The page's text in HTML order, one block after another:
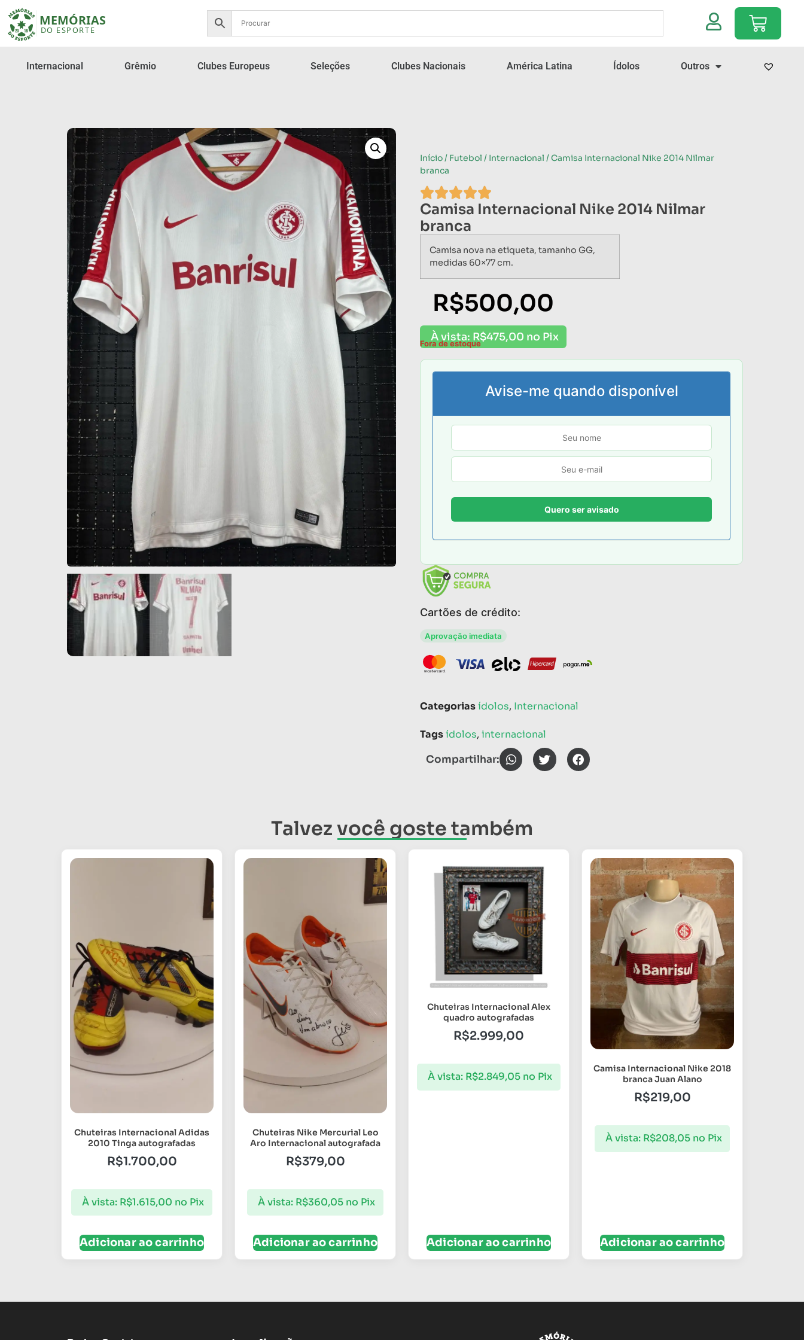
Internacional Grêmio Clubes Europeus Seleções Clubes Nacionais América Latina Ídolos Outros
Início/ Futebol / Internacional / Camisa Internacional Nike 2014 Nilmar
branca
Camisa Internacional Nike 2014 Nilmar
branca
Camisa nova na etiqueta, tamanho GG,
medidas 60×77 cm.
R$500,00
À vista: R$475,00 no Pix
Fora de estoque
Avise-me quando disponível
Cartões de crédito:
Aprovação imediata
Categoriasídolos, Internacional
Tagsídolos, internacional
Compartilhar:
Talvez você goste também
Chuteiras Internacional Adidas
2010 Tinga autografadas
R$1.700,00
À vista: R$1.615,00 no Pix
Adicionar ao carrinho
Chuteiras Nike Mercurial Leo
Aro Internacional autografada
R$379,00
À vista: R$360,05 no Pix
Adicionar ao carrinho
Chuteiras Internacional Alex
quadro autografadas
R$2.999,00
À vista: R$2.849,05 no Pix
Adicionar ao carrinho
Camisa Internacional Nike 2018
branca Juan Alano
R$219,00
À vista: R$208,05 no Pix
Adicionar ao carrinho